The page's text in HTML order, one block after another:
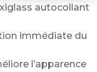
autocollant
immédiate du
l’apparence